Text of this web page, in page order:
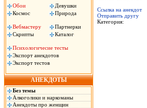
Обои
Девушки
Космос
Природа
Вебмастеру
Партнерки
Скрипты
Каталог
Психологичесие тесты
Экспорт анекдотов
Экспорт тестов
АНЕКДОТЫ
Без темы
Алкоголики и наркоманы
Анекдоты про женщин
Ссылка на анекдот
Отправить другу
Категория: